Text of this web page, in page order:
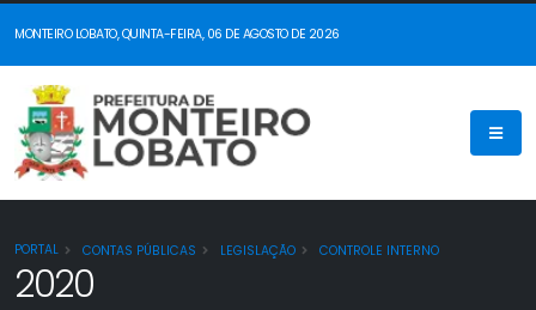
MONTEIRO LOBATO, QUINTA-FEIRA, 06 DE AGOSTO DE 2026
PORTAL CONTAS PÚBLICAS LEGISLAÇÃO CONTROLE INTERNO
2020